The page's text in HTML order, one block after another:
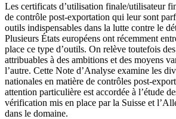
Les certificats d’utilisation finale/utilisateur
de contrôle post-exportation qui leur sont
outils indispensables dans la lutte contre le
Plusieurs États européens ont récemment
place ce type d’outils. On relève toutefois
attribuables à des ambitions et des moyens
l’autre. Cette Note d’Analyse examine les
nationales en matière de contrôles post-
attention particulière est accordée à l’étude
vérification mis en place par la Suisse et
dans le domaine.